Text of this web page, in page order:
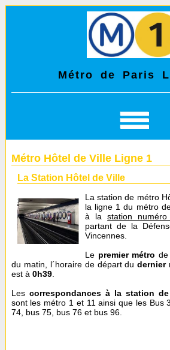
Métro de Paris
Métro Hôtel de Ville Ligne 1
La Station Hôtel de Ville
La station de métro
la ligne 1 du métro
à lastation
partant de la
Vincennes.
Le premier métro
du matin, l´horaire de départ dudernier
est à 0h39.
Les correspondances à la station
sont les métro 1 et 11 ainsi que les Bus
74, bus 75, bus 76 et bus 96.